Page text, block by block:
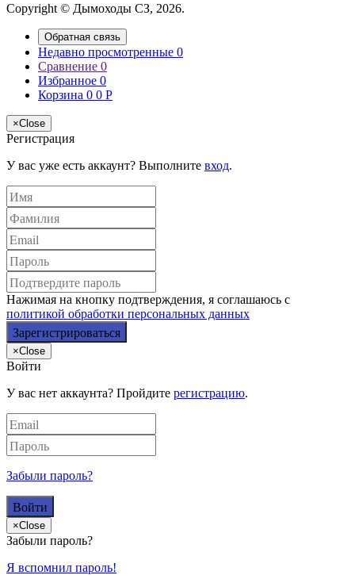
Copyright © Дымоходы СЗ, 2026.
Обратная связь
Недавно просмотренные 0
Сравнение 0
Избранное 0
Корзина 0 0 Р
×Close
Регистрация
У вас уже есть аккаунт? Выполните вход.
Нажимая на кнопку подтверждения, я соглашаюсь с
политикой обработки персональных данных
×Close
Войти
У вас нет аккаунта? Пройдите регистрацию.
Забыли пароль?
×Close
Забыли пароль?
Я вспомнил пароль!